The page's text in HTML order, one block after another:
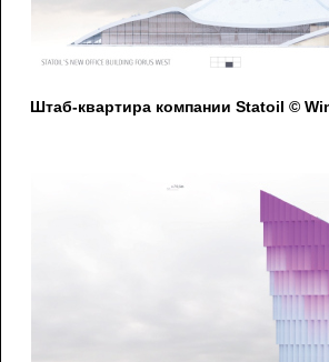
Штаб-квартира компании Statoil ©